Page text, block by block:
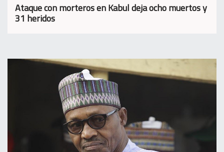
Ataque con morteros en Kabul deja ocho muertos y
31 heridos